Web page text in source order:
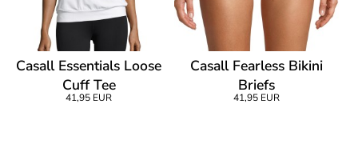
Casall Essentials Loose
Cuff Tee
41,95 EUR
Casall Fearless Bikini
Briefs
41,95 EUR